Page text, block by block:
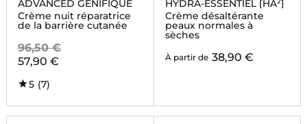
ADVANCED GÉNIFIQUE
Crème nuit réparatrice
de la barrière cutanée
96,50 €
57,90 €
5 (7)
HYDRA-ESSENTIEL [HA²]
Crème désaltérante
peaux normales à
sèches
À partir de 38,90 €